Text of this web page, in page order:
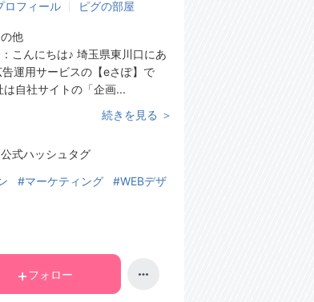
ロフィール ピグの部屋
他
こんにちは♪ 埼玉県東川口にあ
告運用サービスの【eさぽ】で
は自社サイトの「企画...
続きを見る ＞
式ハッシュタグ
#マーケティング
#WEBデザ
フォロー